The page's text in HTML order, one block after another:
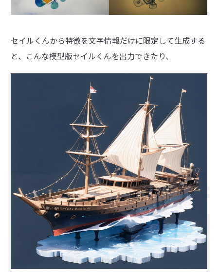
セイルくんから特徴を文字情報だけに限定して生成する
と、こんな模型版セイルくんを出力できたり、